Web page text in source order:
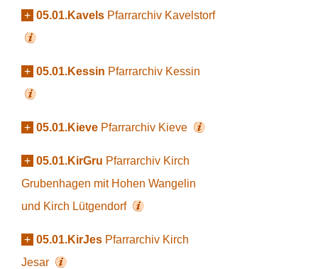
+ 05.01.Kavels Pfarrarchiv Kavelstorf
+ 05.01.Kessin Pfarrarchiv Kessin
+ 05.01.Kieve Pfarrarchiv Kieve
+ 05.01.KirGru Pfarrarchiv Kirch
Grubenhagen mit Hohen Wangelin
und Kirch Lütgendorf
+ 05.01.KirJes Pfarrarchiv Kirch
Jesar